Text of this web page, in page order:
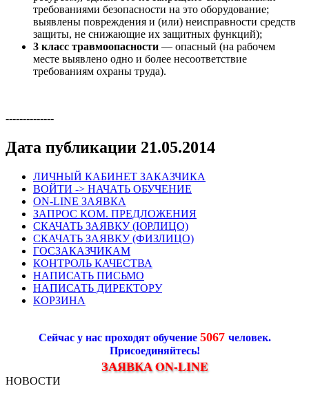
требованиями безопасности на это оборудование;
выявлены повреждения и (или) неисправности средств
защиты, не снижающие их защитных функций);
3 класс травмоопасности — опасный (на рабочем
месте выявлено одно и более несоответствие
требованиям охраны труда).
--------------
Дата публикации 21.05.2014
ЛИЧНЫЙ КАБИНЕТ ЗАКАЗЧИКА
ВОЙТИ -> НАЧАТЬ ОБУЧЕНИЕ
ON-LINE ЗАЯВКА
ЗАПРОС КОМ. ПРЕДЛОЖЕНИЯ
СКАЧАТЬ ЗАЯВКУ (ЮРЛИЦО)
СКАЧАТЬ ЗАЯВКУ (ФИЗЛИЦО)
ГОСЗАКАЗЧИКАМ
КОНТРОЛЬ КАЧЕСТВА
НАПИСАТЬ ПИСЬМО
НАПИСАТЬ ДИРЕКТОРУ
КОРЗИНА
Сейчас у нас проходят обучение 5067 человек.
Присоединяйтесь!
ЗАЯВКА ON-LINE
НОВОСТИ